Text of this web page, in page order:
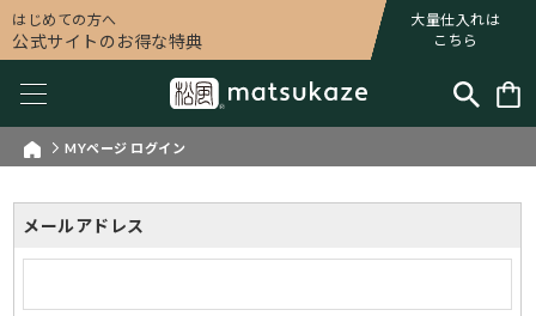
はじめての方へ
公式サイトのお得な特典
大量仕入れは
こちら
MYページ ログイン
メールアドレス